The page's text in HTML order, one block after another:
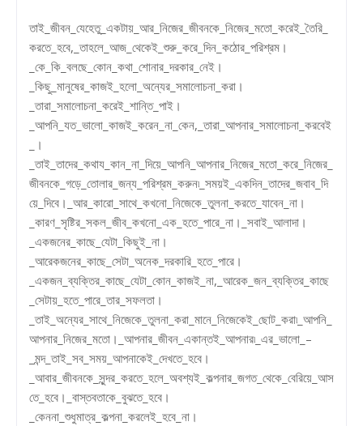
তাই_জীবন_যেহেতু_একটায়_আর_নিজের_জীবনকে_নিজের_মতো_করেই_তৈরি_
করতে_হবে,_তাহলে_আজ_থেকেই_শুরু_করে_দিন_কঠোর_পরিশ্রম।
_কে_কি_বলছে_কোন_কথা_শোনার_দরকার_নেই।
_কিছু_মানুষের_কাজই_হলো_অন্যের_সমালোচনা_করা।
_তারা_সমালোচনা_করেই_শান্তি_পাই।
_আপনি_যত_ভালো_কাজই_করেন_না_কেন,_তারা_আপনার_সমালোচনা_করবেই
_।
_তাই_তাদের_কথায_কান_না_দিয়ে_আপনি_আপনার_নিজের_মতো_করে_নিজের_
জীবনকে_গড়ে_তোলার_জন্য_পরিশ্রম_করুন৷_সময়ই_একদিন_তাদের_জবাব_দি
য়ে_দিবে।_আর_কারো_সাথে_কখনো_নিজেকে_তুলনা_করতে_যাবেন_না।
_কারণ_সৃষ্টির_সকল_জীব_কখনো_এক_হতে_পারে_না।_সবাই_আলাদা।
_একজনের_কাছে_যেটা_কিছুই_না।
_আরেকজনের_কাছে_সেটা_অনেক_দরকারি_হতে_পারে।
_একজন_ব্যক্তির_কাছে_যেটা_কোন_কাজই_না,_আরেক_জন_ব্যক্তির_কাছে
_সেটায়_হতে_পারে_তার_সফলতা।
_তাই_অন্যের_সাথে_নিজেকে_তুলনা_করা_মানে_নিজেকেই_ছোট_করা৷_আপনি_
আপনার_নিজের_মতো।_আপনার_জীবন_একান্তই_আপনার৷_এর_ভালো_–
_মন্দ_তাই_সব_সময়_আপনাকেই_দেখতে_হবে।
_আবার_জীবনকে_সুন্দর_করতে_হলে_অবশ্যই_কল্পনার_জগত_থেকে_বেরিয়ে_আস
তে_হবে।_বাস্তবতাকে_বুঝতে_হবে।
_কেননা_শুধুমাত্র_কল্পনা_করলেই_হবে_না।